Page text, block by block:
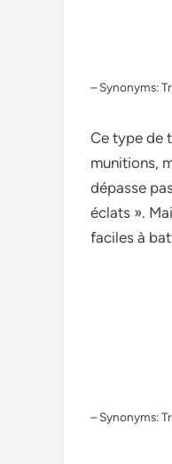
– Synonyms:
Ce type de
munitions,
dépasse
éclats ».
faciles à
– Synonyms: